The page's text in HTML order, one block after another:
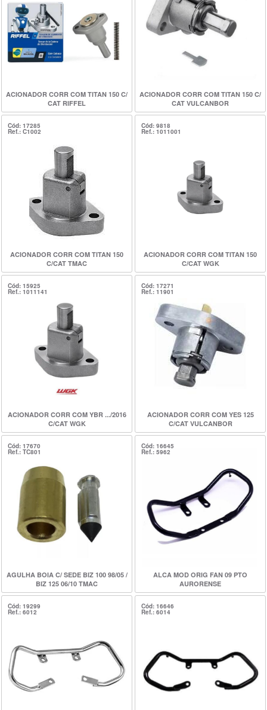
ACIONADOR CORR COM TITAN 150 C/
CAT RIFFEL
ACIONADOR CORR COM TITAN 150 C/
CAT VULCANBOR
Cód: 17285
Ref.: C1002
ACIONADOR CORR COM TITAN 150
C/CAT TMAC
Cód: 9818
Ref.: 1011001
ACIONADOR CORR COM TITAN 150
C/CAT WGK
Cód: 15925
Ref.: 1011141
ACIONADOR CORR COM YBR .../2016
C/CAT WGK
Cód: 17271
Ref.: 11901
ACIONADOR CORR COM YES 125
C/CAT VULCANBOR
Cód: 17670
Ref.: TC801
AGULHA BOIA C/ SEDE BIZ 100 98/05 /
BIZ 125 06/10 TMAC
Cód: 16645
Ref.: 5962
ALCA MOD ORIG FAN 09 PTO
AURORENSE
Cód: 19299
Ref.: 6012
Cód: 16646
Ref.: 6014